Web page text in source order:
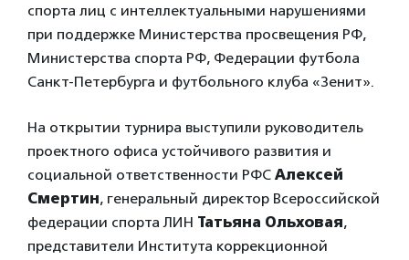
спорта лиц с интеллектуальными нарушениями
при поддержке Министерства просвещения РФ,
Министерства спорта РФ, Федерации футбола
Санкт-Петербурга и футбольного клуба «Зенит».
На открытии турнира выступили руководитель
проектного офиса устойчивого развития и
социальной ответственности РФС Алексей
Смертин, генеральный директор Всероссийской
федерации спорта ЛИН Татьяна Ольховая,
представители Института коррекционной